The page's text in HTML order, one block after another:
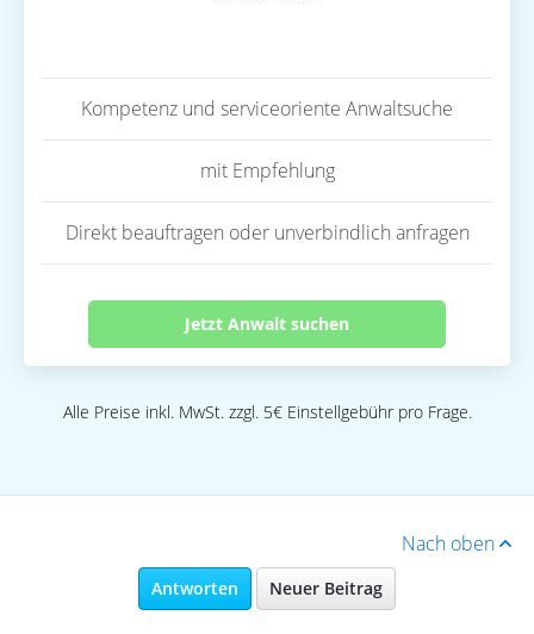
Kompetenz und serviceoriente Anwaltsuche
mit Empfehlung
Direkt beauftragen oder unverbindlich anfragen
Jetzt Anwalt suchen
Alle Preise inkl. MwSt. zzgl. 5€ Einstellgebühr pro Frage.
Nach oben
Antworten Neuer Beitrag